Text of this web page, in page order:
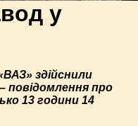
у
здійснили
повідомлення про
13 години 14